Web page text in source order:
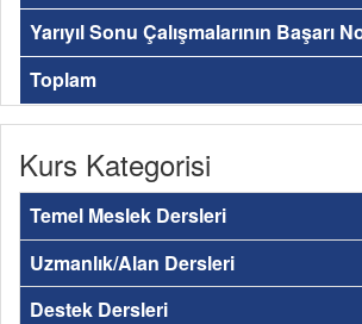
Yarıyıl Sonu Çalışmalarının Başarı
Toplam
Kurs Kategorisi
Temel Meslek Dersleri
Uzmanlık/Alan Dersleri
Destek Dersleri